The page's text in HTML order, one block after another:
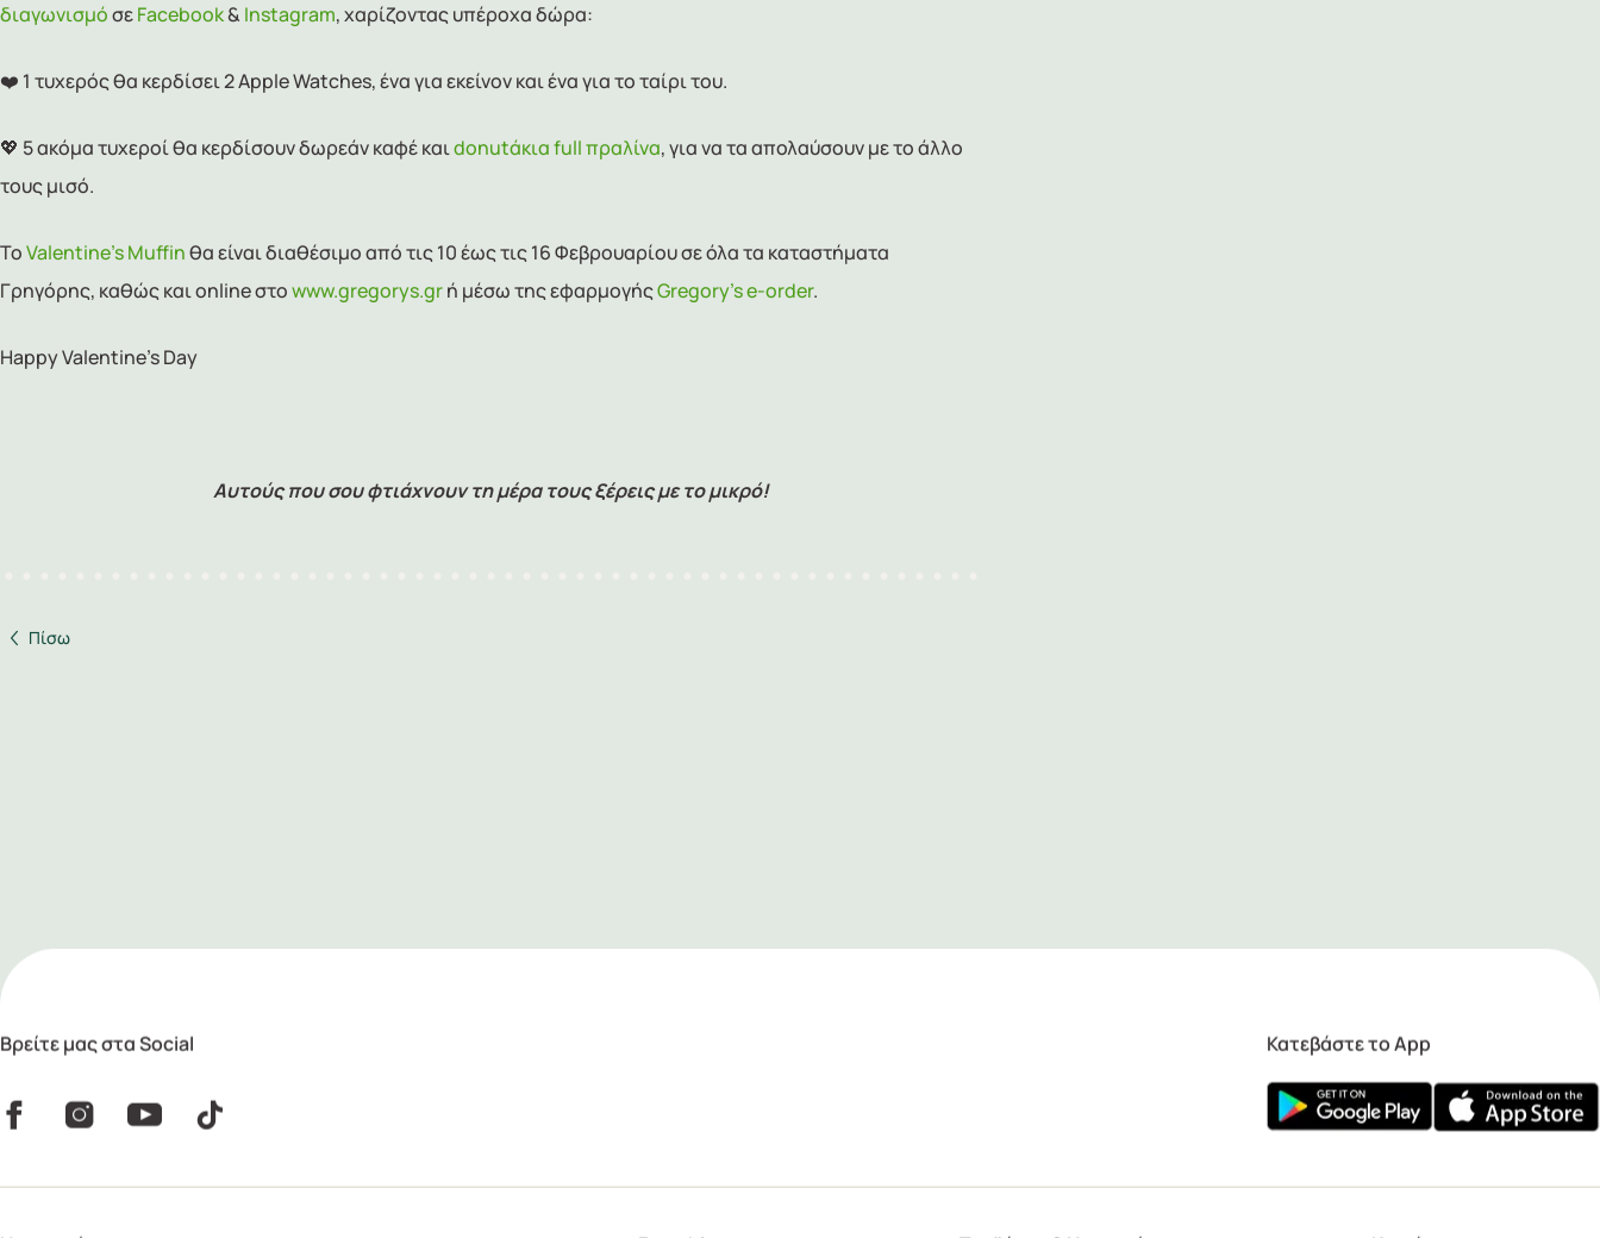
διαγωνισμόσεFacebook& Instagram, χαρίζοντας υπέροχα δώρα:
❤️ 1 τυχερός θα κερδίσει 2 Apple Watches, ένα για εκείνον και ένα για το ταίρι του.
💖 5 ακόμα τυχεροί θα κερδίσουν δωρεάν καφέ καιdonutάκια full πραλίνα, για να τα απολαύσουν με το άλλο
τους μισό.
ΤοValentine’s Muffinθα είναι διαθέσιμο από τις 10 έως τις 16 Φεβρουαρίου σε όλα τα καταστήματα
Γρηγόρης, καθώς και online στοwww.gregorys.grή μέσω της εφαρμογήςGregory’s e-order.
Happy Valentine’s Day
Αυτούς που σου φτιάχνουν τη μέρα τους ξέρεις με το μικρό!
Πίσω
Βρείτε μας στα Social Κατεβάστε το App